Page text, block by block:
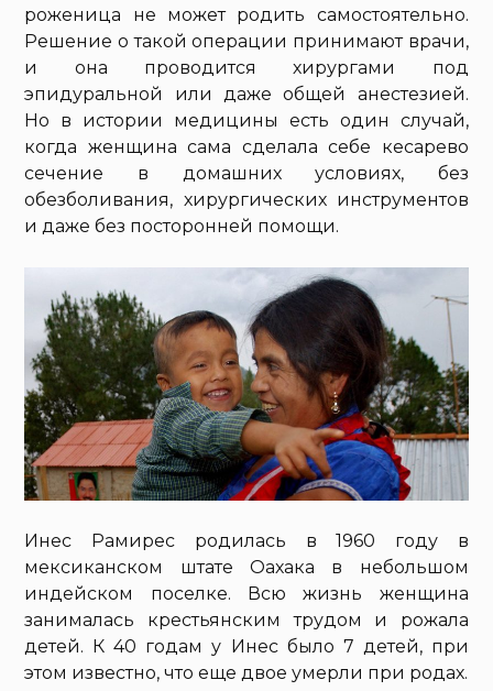
роженица не может родить самостоятельно.
Решение о такой операции принимают врачи,
и она проводится хирургами под
эпидуральной или даже общей анестезией.
Но в истории медицины есть один случай,
когда женщина сама сделала себе кесарево
сечение в домашних условиях, без
обезболивания, хирургических инструментов
и даже без посторонней помощи.
Инес Рамирес родилась в 1960 году в
мексиканском штате Оахака в небольшом
индейском поселке. Всю жизнь женщина
занималась крестьянским трудом и рожала
детей. К 40 годам у Инес было 7 детей, при
этом известно, что еще двое умерли при родах.